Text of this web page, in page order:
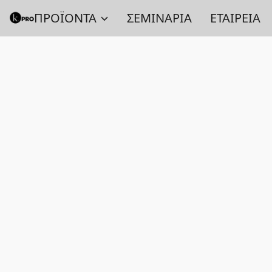
ΠΡΟΪΟΝΤΑ ΣΕΜΙΝΑΡΙΑ ΕΤΑΙΡΕΙΑ